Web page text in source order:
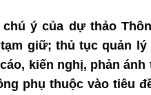
ý của dự thảo
giữ; thủ tục quản lý
kiến nghị, phản ánh
phụ thuộc vào tiêu